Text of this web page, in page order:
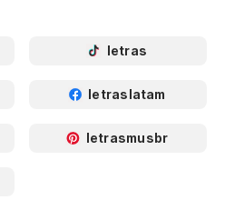
letras
letraslatam
letrasmusbr